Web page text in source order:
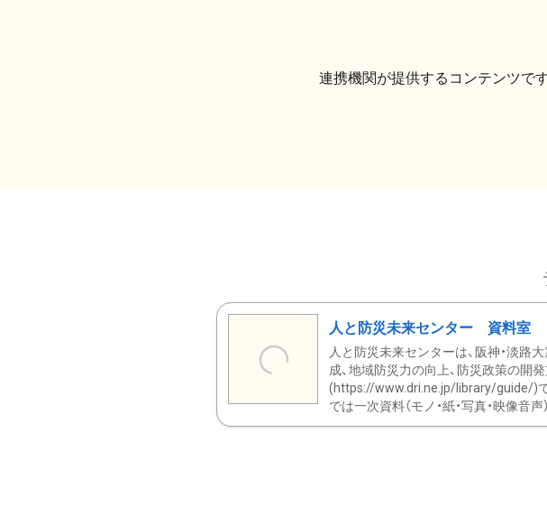
連携機関が提供するコンテンツです
人と防災未来センター 資料室
人と防災未来センターは、阪神・淡路
成、地域防災力の向上、防災政策の開
(https://www.dri.ne.jp/library/guide/)で
では一次資料（モノ・紙・写真・映像音声